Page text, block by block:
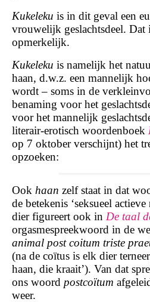
Kukeleku is in dit geval een
vrouwelijk geslachtsdeel. Dat
opmerkelijk.
Kukeleku is namelijk het
haan, d.w.z. een mannelijk
wordt – soms in de
benaming voor het
voor het mannelijk
literair-erotisch woordenboek
op 7 oktober verschijnt) het
opzoeken:
Ook haan zelf staat in dat
de betekenis ‘seksueel
dier figureert ook in De taal
orgasmespreekwoord in de
animal post coitum triste
(na de coïtus is elk dier
haan, die kraait’). Van dat
ons woord postcoïtum
weer.